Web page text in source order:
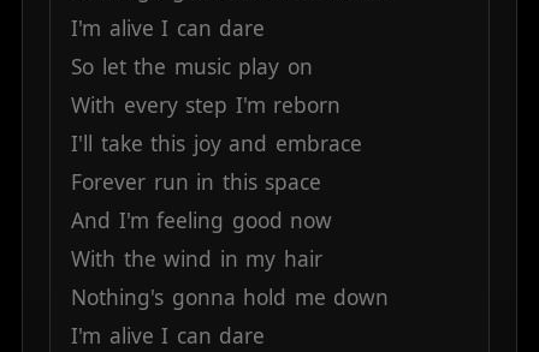
I'm alive I can dare
So let the music play on
With every step I'm reborn
I'll take this joy and embrace
Forever run in this space
And I'm feeling good now
With the wind in my hair
Nothing's gonna hold me down
I'm alive I can dare